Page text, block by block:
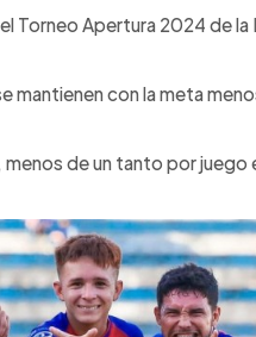
Torneo Apertura 2024 de la
mantienen con la meta
menos de un tanto por juego